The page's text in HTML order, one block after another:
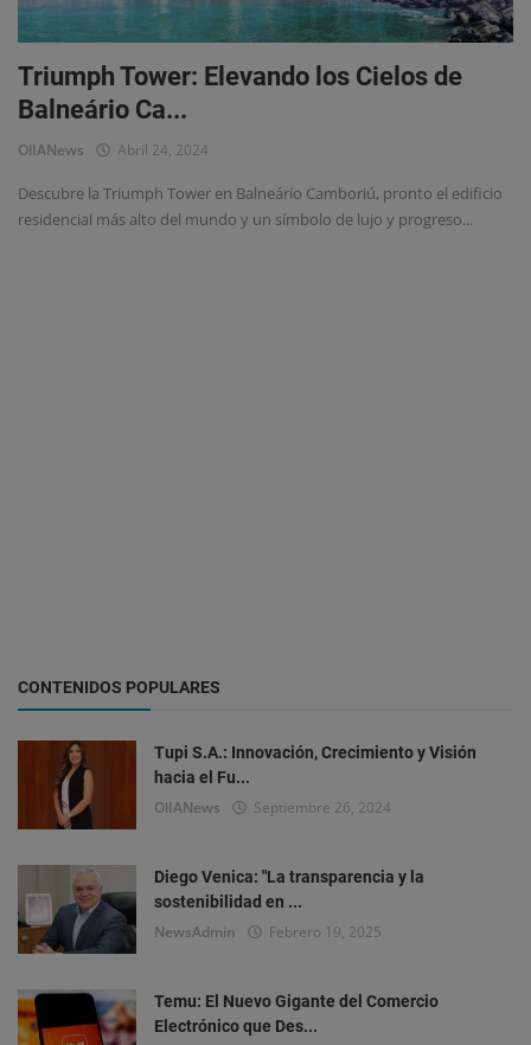
Triumph Tower: Elevando los Cielos de
Balneário Ca...
OlIANews Abril 24, 2024
Descubre la Triumph Tower en Balneário Camboriú, pronto el edificio
residencial más alto del mundo y un símbolo de lujo y progreso...
CONTENIDOS POPULARES
Tupi S.A.: Innovación, Crecimiento y Visión
hacia el Fu...
OlIANews Septiembre 26, 2024
Diego Venica: "La transparencia y la
sostenibilidad en ...
NewsAdmin Febrero 19, 2025
Temu: El Nuevo Gigante del Comercio
Electrónico que Des...